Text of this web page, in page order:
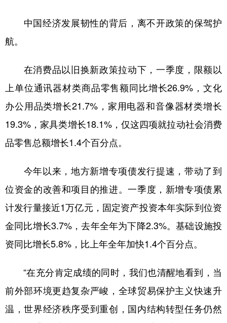
中国经济发展韧性的背后，离不开政策的保驾护
航。
在消费品以旧换新政策拉动下，一季度，限额以
上单位通讯器材类商品零售额同比增长26.9%，文化
办公用品类增长21.7%，家用电器和音像器材类增长
19.3%，家具类增长18.1%，仅这四项就拉动社会消费
品零售总额增长1.4个百分点。
今年以来，地方新增专项债发行提速，带动了到
位资金的改善和项目的推进。一季度，新增专项债累
计发行量接近1万亿元，固定资产投资本年实际到位资
金同比增长3.7%，去年全年为下降2.3%。基础设施投
资同比增长5.8%，比上年全年加快1.4个百分点。
“在充分肯定成绩的同时，我们也清醒地看到，当
前外部环境更趋复杂严峻，全球贸易保护主义快速升
温，世界经济秩序受到重创，国内结构转型任务仍然